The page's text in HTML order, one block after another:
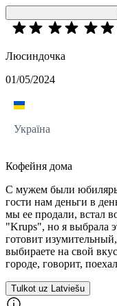
Люсиндочка
01/05/2024
Україна
Кофейня дома
С мужем были
гости нам деньги в
мы ее продали, встал
"Krups", но я выбрала
готовит
выбираете на свой
городе, говорит,
Tulkot uz Latviešu